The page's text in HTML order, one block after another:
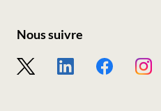
-
Nous suivre